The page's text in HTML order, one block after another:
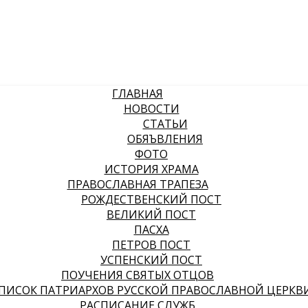
ГЛАВНАЯ
НОВОСТИ
СТАТЬИ
ОБЯЪВЛЕНИЯ
ФОТО
ИСТОРИЯ ХРАМА
ПРАВОСЛАВНАЯ ТРАПЕЗА
РОЖДЕСТВЕНСКИЙ ПОСТ
ВЕЛИКИЙ ПОСТ
ПАСХА
ПЕТРОВ ПОСТ
УСПЕНСКИЙ ПОСТ
ПОУЧЕНИЯ СВЯТЫХ ОТЦОВ
ПАТРИАРХОВ РУССКОЙ ПРАВОСЛАВНОЙ